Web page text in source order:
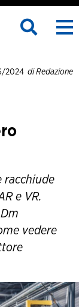
2024 di Redazione
racchiude
e VR.
vedere